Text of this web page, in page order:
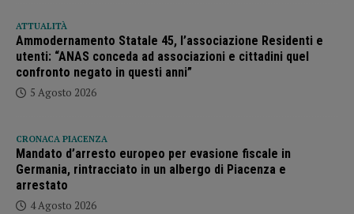
ATTUALITÀ
Ammodernamento Statale 45, l’associazione Residenti e
utenti: “ANAS conceda ad associazioni e cittadini quel
confronto negato in questi anni”
5 Agosto 2026
CRONACA PIACENZA
Mandato d’arresto europeo per evasione fiscale in
Germania, rintracciato in un albergo di Piacenza e
arrestato
4 Agosto 2026